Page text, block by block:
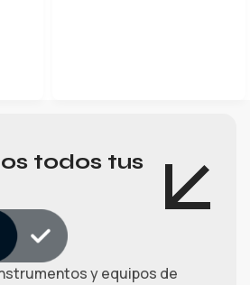
todos tus
y equipos de